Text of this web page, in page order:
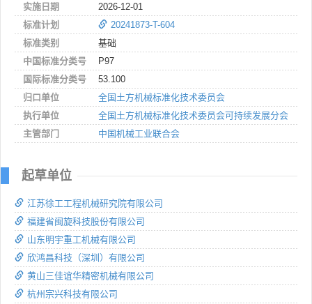
实施日期
2026-12-01
标准计划
20241873-T-604
标准类别
基础
中国标准分类号
P97
国际标准分类号
53.100
归口单位
全国土方机械标准化技术委员会
执行单位
全国土方机械标准化技术委员会可持续发展分会
主管部门
中国机械工业联合会
起草单位
江苏徐工工程机械研究院有限公司
福建省闽旋科技股份有限公司
山东明宇重工机械有限公司
欣鸿昌科技（深圳）有限公司
黄山三佳谊华精密机械有限公司
杭州宗兴科技有限公司